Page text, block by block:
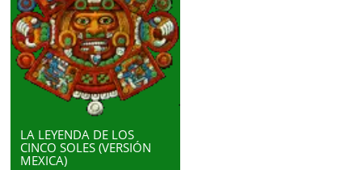
LA LEYENDA DE LOS
CINCO SOLES (VERSIÓN
MEXICA)